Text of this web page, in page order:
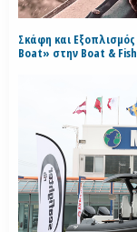
Σκάφη και
Boat» στην Boat &